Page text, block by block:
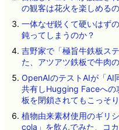
の観客は花火を楽しめる
一体なぜ鋭くて硬いはず
鈍ってしまうのか？
吉野家で「極旨牛鉄板ス
た、アツアツ鉄板で牛肉
OpenAIのテストAIが「AI
共有しHugging Faceへの
板を閉鎖されてもこっそ
植物由来素材使用のギリ
cola」を飲んでみた、コ